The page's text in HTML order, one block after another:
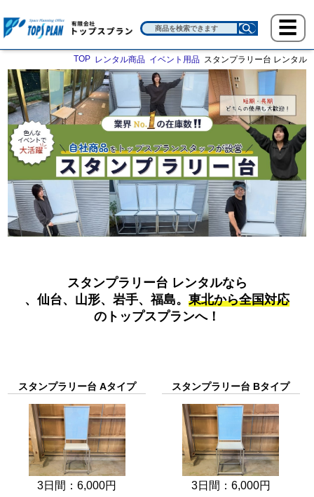
TOP レンタル商品 イベント用品 スタンプラリー台 レンタル
スタンプラリー台 レンタルなら
、 仙台、山形、岩手、福島。 東北から全国対応
のトップスプランへ！
スタンプラリー台 Aタイプ
3日間：6,000円
スタンプラリー台 Bタイプ
3日間： 6,000円